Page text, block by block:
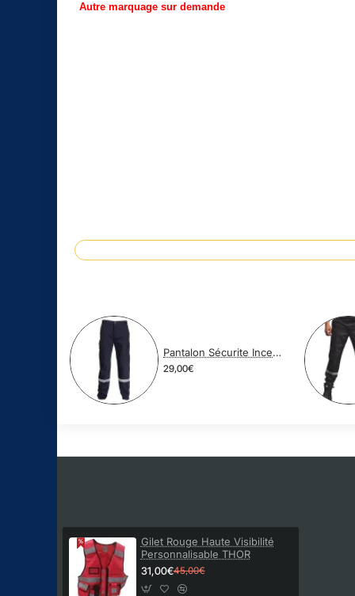
Autre marquage sur demande
Pantalon Sécurite Incendie SPF1 Polycoton
29,00€
Gilet Rouge Haute Visibilité
Personnalisable THOR
31,00€45,00€